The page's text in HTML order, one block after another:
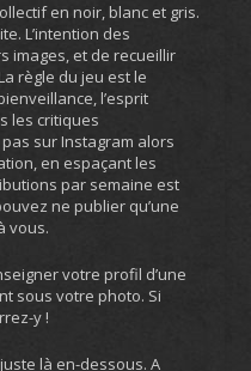
en noir, blanc et gris.
L’intention des
images, et de recueillir
règle du jeu est le
l’esprit
les critiques
sur Instagram alors
en espaçant les
par semaine est
ne publier qu’une
vous.
votre profil d’une
sous votre photo. Si
y !
là en-dessous. A